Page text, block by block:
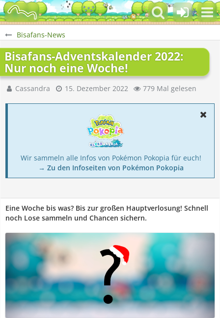
Bisafans-News
Bisafans-Adventskalender 2022:
Nur noch eine Woche!
Cassandra 15. Dezember 2022 779 Mal gelesen
Wir sammeln alle Infos von Pokémon Pokopia für euch!
→ Zu den Infoseiten von Pokémon Pokopia
Eine Woche bis was? Bis zur großen Hauptverlosung! Schnell
noch Lose sammeln und Chancen sichern.